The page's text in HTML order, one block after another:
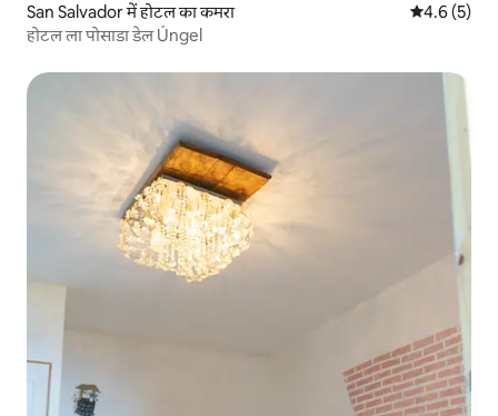
San Salvador में होटल का कमरा औसत रेटिंग 5
4.6 (5)
होटल ला पोसाडा डेल Úngel